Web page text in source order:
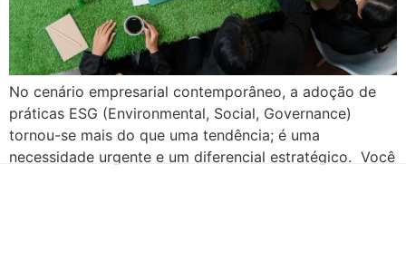
No cenário empresarial contemporâneo, a adoção de
práticas ESG (Environmental, Social, Governance)
tornou-se mais do que uma tendência; é uma
necessidade urgente e um diferencial estratégico. Você